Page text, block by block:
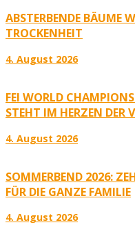
ABSTERBENDE BÄUME
TROCKENHEIT
4. August 2026
FEI WORLD
STEHT IM HERZEN DER
4. August 2026
SOMMERBEND 2026:
FÜR DIE GANZE FAMILIE
4. August 2026